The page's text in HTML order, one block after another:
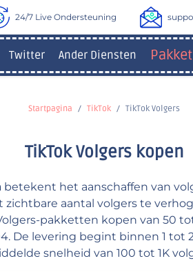
24/7 Live Ondersteuning
Twitter Ander Diensten
Startpagina TikTok TikTok Volgers
TikTok Volgers kopen
betekent het aanschaffen van
zichtbare aantal volgers te
pakketten kopen van 50
De levering begint binnen 1 tot
snelheid van 100 tot 1K